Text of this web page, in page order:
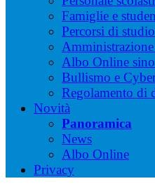
Famiglie e
Percorsi di studio
Albo Online
Bullismo e
Regolamento di
Novità
Panoramica
News
Albo Online
Privacy